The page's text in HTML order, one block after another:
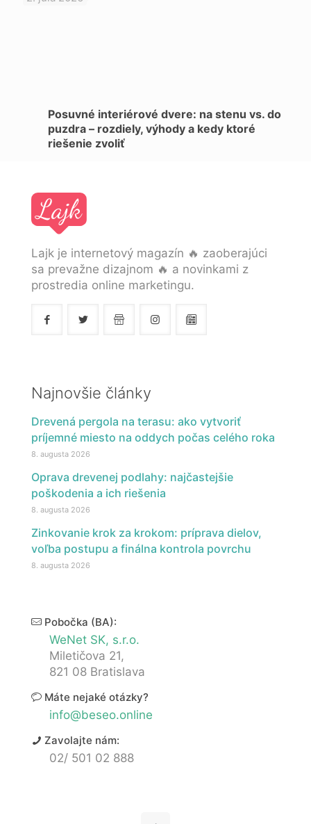
Posuvné interiérové dvere: na stenu vs. do
puzdra – rozdiely, výhody a kedy ktoré
riešenie zvoliť
Lajk je internetový magazín 🔥 zaoberajúci
sa prevažne dizajnom 🔥 a novinkami z
prostredia online marketingu.
Najnovšie články
Drevená pergola na terasu: ako vytvoriť
príjemné miesto na oddych počas celého roka
8. augusta 2026
Oprava drevenej podlahy: najčastejšie
poškodenia a ich riešenia
8. augusta 2026
Zinkovanie krok za krokom: príprava dielov,
voľba postupu a finálna kontrola povrchu
8. augusta 2026
Pobočka (BA):
WeNet SK, s.r.o.
Miletičova 21,
821 08 Bratislava
Máte nejaké otázky?
info@beseo.online
Zavolajte nám:
02/ 501 02 888